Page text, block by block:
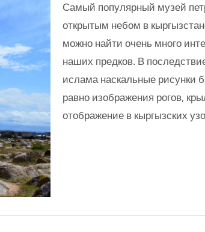
Самый популярный музей
открытым небом в
можно найти очень много
наших предков. В
ислама наскальные рисунки
равно изображения рогов,
отображение в кыргызских